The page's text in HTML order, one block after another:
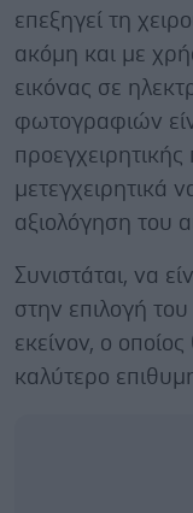
επεξηγεί τη
ακόμη και με
εικόνας σε
φωτογραφιών
μετεγχειρητικά
αξιολόγηση του
Συνιστάται, να
στην επιλογή του
εκείνον, ο
καλύτερο